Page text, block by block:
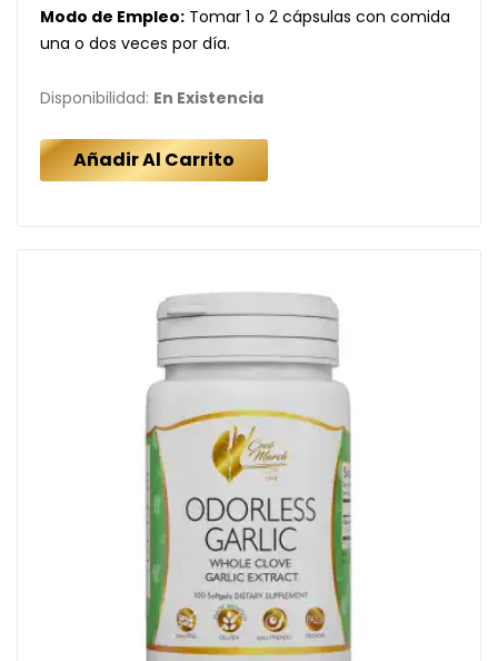
Modo de Empleo: Tomar 1 o 2 cápsulas con comida
una o dos veces por día.
Disponibilidad: En Existencia
Añadir Al Carrito